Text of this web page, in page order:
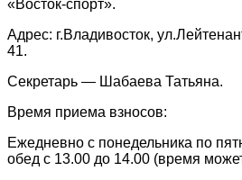
«Восток-спорт».
Адрес: г.Владивосток,
41.
Секретарь — Шабаева Татьяна.
Время приема взносов:
Ежедневно с понедельника по
обед с 13.00 до 14.00 (время